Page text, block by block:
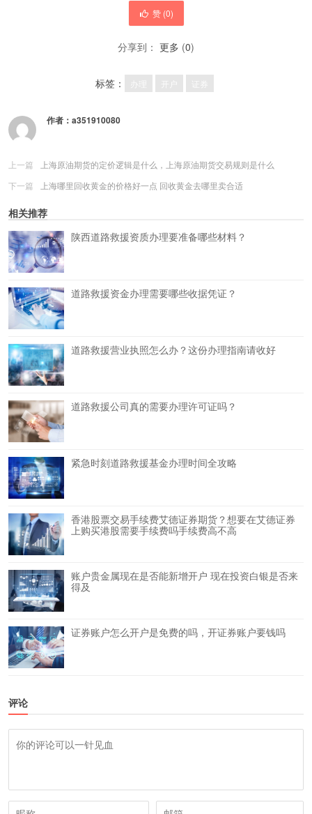
赞 (0)
分享到： 更多 (0)
标签： 开户 证券
作者： a351910080
上一篇
上海原油期货的定价逻辑是什么，上海原油期货交易规则是什么
下一篇
上海哪里回收黄金的价格好一点 回收黄金去哪里卖合适
相关推荐
陕西道路救援资质办理要准备哪些材料？
道路救援资金办理需要哪些收据凭证？
道路救援营业执照怎么办？这份办理指南请收好
道路救援公司真的需要办理许可证吗？
紧急时刻道路救援基金办理时间全攻略
香港股票交易手续费艾德证券期货？想要在艾德证券
上购买港股需要手续费吗手续费高不高
账户贵金属现在是否能新增开户 现在投资白银是否来
得及
证券账户怎么开户是免费的吗，开证券账户要钱吗
评论